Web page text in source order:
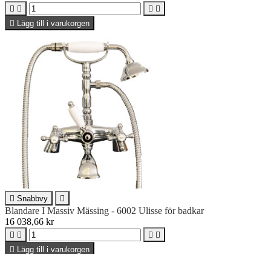
   
 Lägg till i varukorgen
 Snabbvy 
Blandare I Massiv Mässing - 6002 Ulisse för badkar
16 038,66 kr
   
 Lägg till i varukorgen